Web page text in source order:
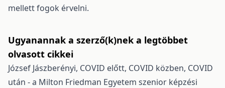
mellett fogok érvelni.
Ugyanannak a szerző(k)nek a legtöbbet
olvasott cikkei
József Jászberényi, COVID előtt, COVID közben, COVID
után - a Milton Friedman Egyetem szenior képzési